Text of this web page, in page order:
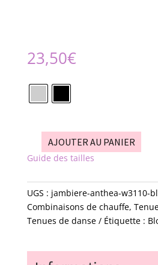
23,50€
quantité
de
-
Anthéa
-
AJOUTER AU PANIER
Guide des tailles
UGS : jambiere-anthea-w3110-
Combinaisons de chauffe,
Tenues de danse
Étiquette :